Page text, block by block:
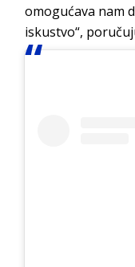
omogućava nam
iskustvo“,